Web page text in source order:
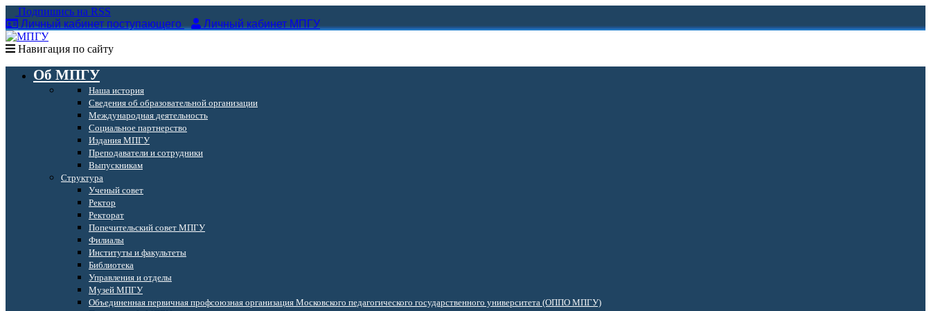
Подпишись на RSS
Личный кабинет поступающего
Личный кабинет МПГУ
Навигация по сайту
Об МПГУ
Наша история
Сведения об образовательной организации
Международная деятельность
Социальное партнерство
Издания МПГУ
Преподаватели и сотрудники
Выпускникам
Структура
Ученый совет
Ректор
Ректорат
Попечительский совет МПГУ
Филиалы
Институты и факультеты
Библиотека
Управления и отделы
Музей МПГУ
Объединенная первичная профсоюзная организация Московского педагогического государственного университета (ОППО МПГУ)